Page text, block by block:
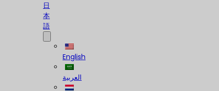
日
本
語
English
العربية